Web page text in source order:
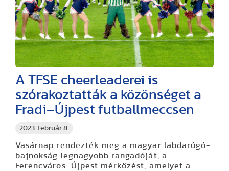
2023. február 8.
A TFSE cheerleaderei is
szórakoztatták a közönséget a
Fradi–Újpest futballmeccsen
Vasárnap rendezték meg a magyar labdarúgó-
bajnokság legnagyobb rangadóját, a
Ferencváros–Újpest mérkőzést, amelyet a